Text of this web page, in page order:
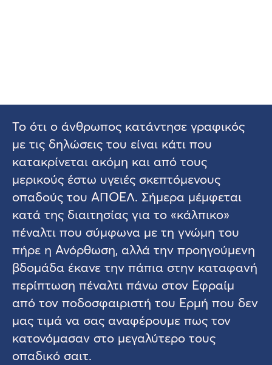
Το ότι ο άνθρωπος κατάντησε γραφικός
με τις δηλώσεις του είναι κάτι που
κατακρίνεται ακόμη και από τους
μερικούς έστω υγειές σκεπτόμενους
οπαδούς του ΑΠΟΕΛ. Σήμερα μέμφεται
κατά της διαιτησίας για το «κάλπικο»
πέναλτι που σύμφωνα με τη γνώμη του
πήρε η Ανόρθωση, αλλά την προηγούμενη
βδομάδα έκανε την πάπια στην καταφανή
περίπτωση πέναλτι πάνω στον Εφραίμ
από τον ποδοσφαιριστή του Ερμή που δεν
μας τιμά να σας αναφέρουμε πως τον
κατονόμασαν στο μεγαλύτερο τους
οπαδικό σαιτ.